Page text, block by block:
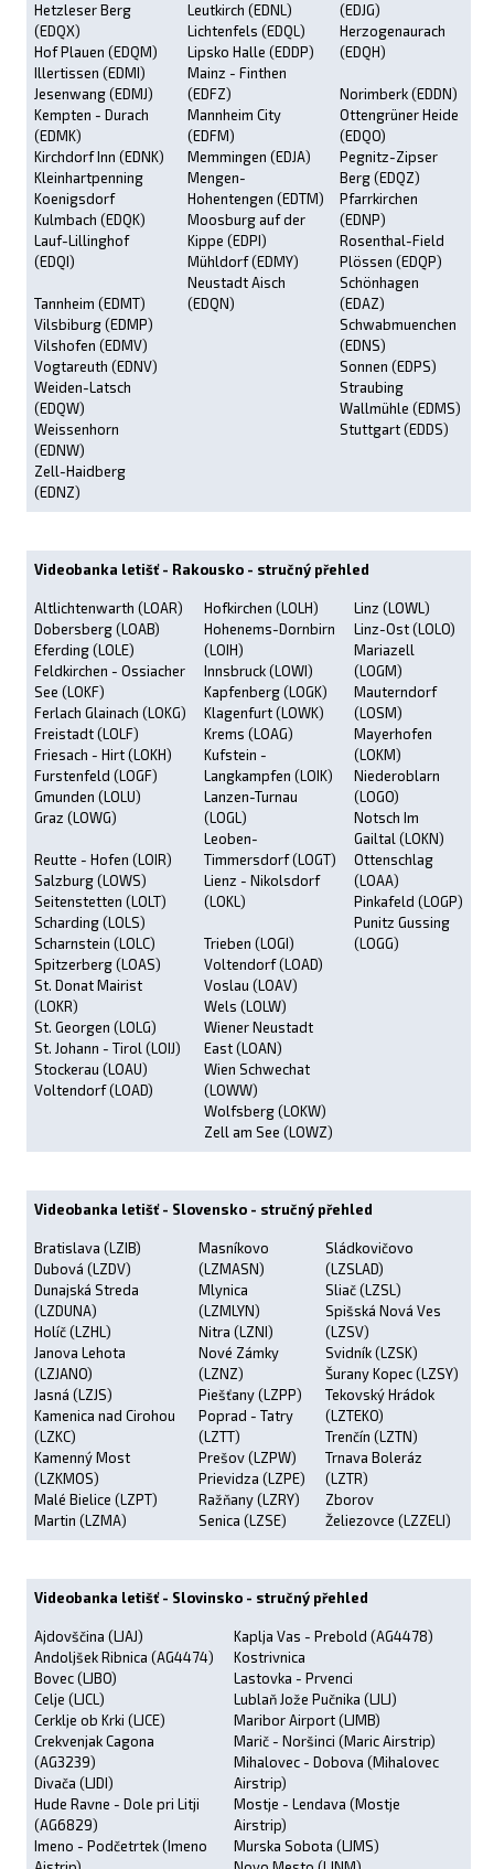
Hetzleser Berg
(EDQX)
Hof Plauen (EDQM)
Illertissen (EDMI)
Jesenwang (EDMJ)
Kempten - Durach
(EDMK)
Kirchdorf Inn (EDNK)
Kleinhartpenning
Koenigsdorf
Kulmbach (EDQK)
Lauf-Lillinghof
(EDQI)
Tannheim (EDMT)
Vilsbiburg (EDMP)
Vilshofen (EDMV)
Vogtareuth (EDNV)
Weiden-Latsch
(EDQW)
Weissenhorn
(EDNW)
Zell-Haidberg
(EDNZ)
Leutkirch (EDNL)
Lichtenfels (EDQL)
Lipsko Halle (EDDP)
Mainz - Finthen
(EDFZ)
Mannheim City
(EDFM)
Memmingen (EDJA)
Mengen-
Hohentengen (EDTM)
Moosburg auf der
Kippe (EDPI)
Mühldorf (EDMY)
Neustadt Aisch
(EDQN)
(EDJG)
Herzogenaurach
(EDQH)
Norimberk (EDDN)
Ottengrüner Heide
(EDQO)
Pegnitz-Zipser
Berg (EDQZ)
Pfarrkirchen
(EDNP)
Rosenthal-Field
Plössen (EDQP)
Schönhagen
(EDAZ)
Schwabmuenchen
(EDNS)
Sonnen (EDPS)
Straubing
Wallmühle (EDMS)
Stuttgart (EDDS)
Videobanka letišť - Rakousko - stručný přehled
Altlichtenwarth (LOAR)
Dobersberg (LOAB)
Eferding (LOLE)
Feldkirchen - Ossiacher
See (LOKF)
Ferlach Glainach (LOKG)
Freistadt (LOLF)
Friesach - Hirt (LOKH)
Furstenfeld (LOGF)
Gmunden (LOLU)
Graz (LOWG)
Reutte - Hofen (LOIR)
Salzburg (LOWS)
Seitenstetten (LOLT)
Scharding (LOLS)
Scharnstein (LOLC)
Spitzerberg (LOAS)
St. Donat Mairist
(LOKR)
St. Georgen (LOLG)
St. Johann - Tirol (LOIJ)
Stockerau (LOAU)
Voltendorf (LOAD)
Hofkirchen (LOLH)
Hohenems-Dornbirn
(LOIH)
Innsbruck (LOWI)
Kapfenberg (LOGK)
Klagenfurt (LOWK)
Krems (LOAG)
Kufstein -
Langkampfen (LOIK)
Lanzen-Turnau
(LOGL)
Leoben-
Timmersdorf (LOGT)
Lienz - Nikolsdorf
(LOKL)
Trieben (LOGI)
Voltendorf (LOAD)
Voslau (LOAV)
Wels (LOLW)
Wiener Neustadt
East (LOAN)
Wien Schwechat
(LOWW)
Wolfsberg (LOKW)
Zell am See (LOWZ)
Linz (LOWL)
Linz-Ost (LOLO)
Mariazell
(LOGM)
Mauterndorf
(LOSM)
Mayerhofen
(LOKM)
Niederoblarn
(LOGO)
Notsch Im
Gailtal (LOKN)
Ottenschlag
(LOAA)
Pinkafeld (LOGP)
Punitz Gussing
(LOGG)
Videobanka letišť - Slovensko - stručný přehled
Bratislava (LZIB)
Dubová (LZDV)
Dunajská Streda
(LZDUNA)
Holíč (LZHL)
Janova Lehota
(LZJANO)
Jasná (LZJS)
Kamenica nad Cirohou
(LZKC)
Kamenný Most
(LZKMOS)
Malé Bielice (LZPT)
Martin (LZMA)
Masníkovo
(LZMASN)
Mlynica
(LZMLYN)
Nitra (LZNI)
Nové Zámky
(LZNZ)
Piešťany (LZPP)
Poprad - Tatry
(LZTT)
Prešov (LZPW)
Prievidza (LZPE)
Ražňany (LZRY)
Senica (LZSE)
Sládkovičovo
(LZSLAD)
Sliač (LZSL)
Spišská Nová Ves
(LZSV)
Svidník (LZSK)
Šurany Kopec (LZSY)
Tekovský Hrádok
(LZTEKO)
Trenčín (LZTN)
Trnava Boleráz
(LZTR)
Zborov
Želiezovce (LZZELI)
Videobanka letišť - Slovinsko - stručný přehled
Ajdovščina (LJAJ)
Andoljšek Ribnica (AG4474)
Bovec (LJBO)
Celje (LJCL)
Cerklje ob Krki (LJCE)
Crekvenjak Cagona
(AG3239)
Divača (LJDI)
Hude Ravne - Dole pri Litji
(AG6829)
Imeno - Podčetrtek (Imeno
Kaplja Vas - Prebold (AG4478)
Kostrivnica
Lastovka - Prvenci
Lublaň Jože Pučnika (LJLJ)
Maribor Airport (LJMB)
Marič - Noršinci (Maric Airstrip)
Mihalovec - Dobova (Mihalovec
Airstrip)
Mostje - Lendava (Mostje
Airstrip)
Murska Sobota (LJMS)